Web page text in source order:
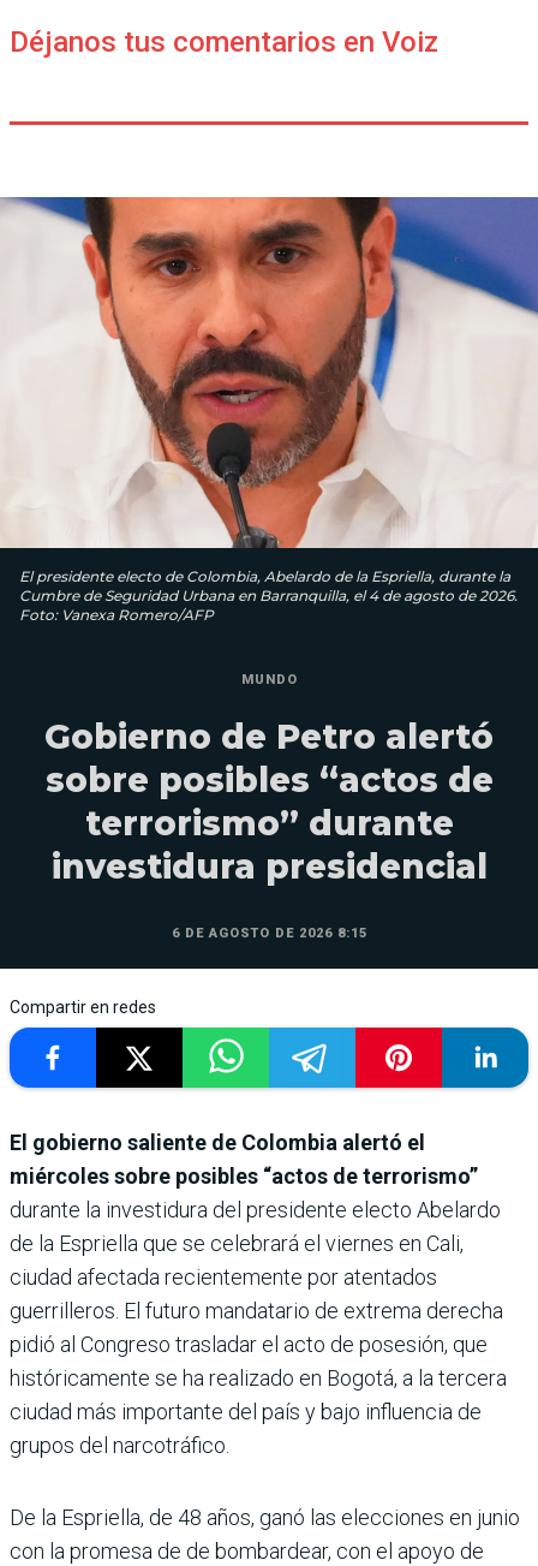
Déjanos tus comentarios en Voiz
El presidente electo de Colombia, Abelardo de la Espriella, durante la
Cumbre de Seguridad Urbana en Barranquilla, el 4 de agosto de 2026.
Foto: Vanexa Romero/AFP
MUNDO
Gobierno de Petro alertó
sobre posibles “actos de
terrorismo” durante
investidura presidencial
6 DE AGOSTO DE 2026 8:15
Compartir en redes
El gobierno saliente de Colombia alertó el
miércoles sobre posibles “actos de terrorismo”
durante la investidura del presidente electo Abelardo
de la Espriella que se celebrará el viernes en Cali,
ciudad afectada recientemente por atentados
guerrilleros. El futuro mandatario de extrema derecha
pidió al Congreso trasladar el acto de posesión, que
históricamente se ha realizado en Bogotá, a la tercera
ciudad más importante del país y bajo influencia de
grupos del narcotráfico.
De la Espriella, de 48 años, ganó las elecciones en junio
con la promesa de de bombardear, con el apoyo de